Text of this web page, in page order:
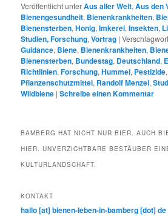
Veröffentlicht unterAus aller Welt,Aus den
Bienengesundheit, Bienenkrankheiten,
Bienensterben,Honig,Imkerei,Insekten,
Studien, Forschung,Vortrag |
Guidance, Biene, Bienenkrankheiten,
Bienensterben, Bundestag, Deutschland,
Richtlinien,Forschung,Hummel, Pestizide,
Pflanzenschutzmittel, Randolf Menzel,
Wildbiene |Schreibe einen Kommentar
BAMBERG HAT NICHT NUR BIER. AUCH
HIER. UNVERZICHTBARE BESTÄUBER
KULTURLANDSCHAFT.
KONTAKT
hallo [at] bienen-leben-in-bamberg [dot] de